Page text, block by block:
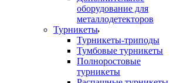
оборудование для
металлодетекторов
Турникеты
Турникеты-триподы
Тумбовые турникеты
Полноростовые
турникеты